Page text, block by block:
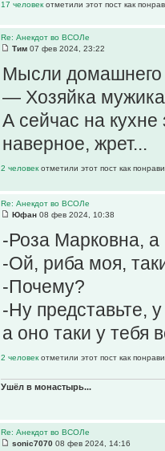
17 человек отметили этот пост как
Re: Анекдот во ВСОЛе
Тим 07 фев 2024, 23:22
Мысли домашнего
— Хозяйка
А сейчас на
наверное, жрет...
2 человек отметили этот пост как
Re: Анекдот во ВСОЛе
Юфан 08 фев 2024, 10:38
-Роза Марковна, а
-Ой, риба моя,
-Почему?
-Ну представьте,
а оно таки у тебя
2 человек отметили этот пост как
Ушёл в монастырь...
Re: Анекдот во ВСОЛе
sonic7070 08 фев 2024, 14:16